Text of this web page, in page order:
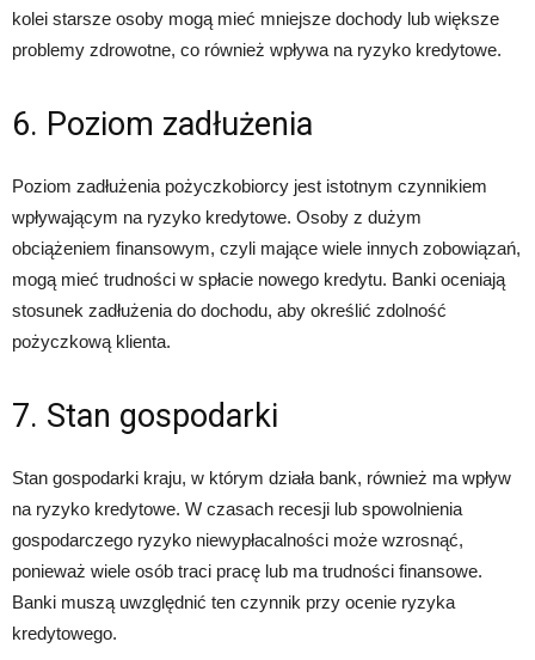
kolei starsze osoby mogą mieć mniejsze dochody lub większe
problemy zdrowotne, co również wpływa na ryzyko kredytowe.
6. Poziom zadłużenia
Poziom zadłużenia pożyczkobiorcy jest istotnym czynnikiem
wpływającym na ryzyko kredytowe. Osoby z dużym
obciążeniem finansowym, czyli mające wiele innych zobowiązań,
mogą mieć trudności w spłacie nowego kredytu. Banki oceniają
stosunek zadłużenia do dochodu, aby określić zdolność
pożyczkową klienta.
7. Stan gospodarki
Stan gospodarki kraju, w którym działa bank, również ma wpływ
na ryzyko kredytowe. W czasach recesji lub spowolnienia
gospodarczego ryzyko niewypłacalności może wzrosnąć,
ponieważ wiele osób traci pracę lub ma trudności finansowe.
Banki muszą uwzględnić ten czynnik przy ocenie ryzyka
kredytowego.